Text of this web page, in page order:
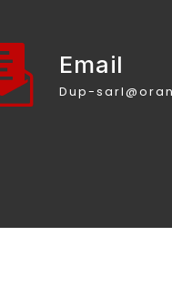
Email
dup-